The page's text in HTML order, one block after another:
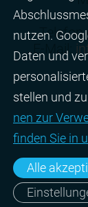
Telefon
E-Mail:
nutzen.
Daten und
stel­len und
nen zur
fin­den Sie in
Alle